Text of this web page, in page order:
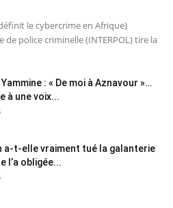
le cybercrime en Afrique)
police criminelle (INTERPOL) tire la
: « De moi à Aznavour »…
à une voix...
a-t-elle vraiment tué la galanterie
l’a obligée...